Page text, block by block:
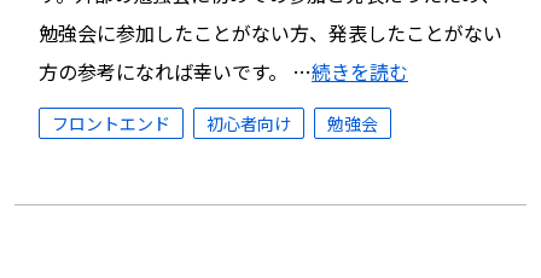
勉強会に参加したことがない方、発表したことがない
方の参考になれば幸いです。 …続きを読む
フロントエンド 初心者向け 勉強会